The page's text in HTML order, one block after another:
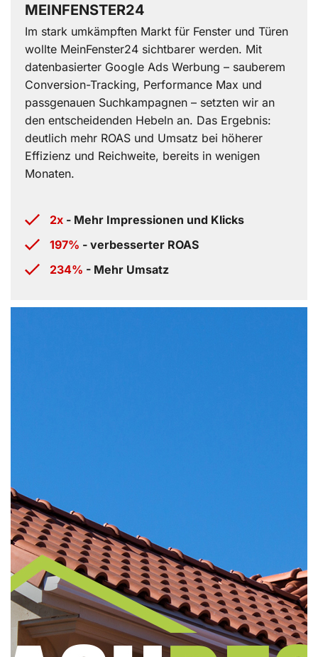
MEINFENSTER24
Im stark umkämpften Markt für Fenster und Türen
wollte MeinFenster24 sichtbarer werden. Mit
datenbasierter Google Ads Werbung – sauberem
Conversion-Tracking, Performance Max und
passgenauen Suchkampagnen – setzten wir an
den entscheidenden Hebeln an. Das Ergebnis:
deutlich mehr ROAS und Umsatz bei höherer
Effizienz und Reichweite, bereits in wenigen
Monaten.
2x - Mehr Impressionen und Klicks
197% - verbesserter ROAS
234% - Mehr Umsatz